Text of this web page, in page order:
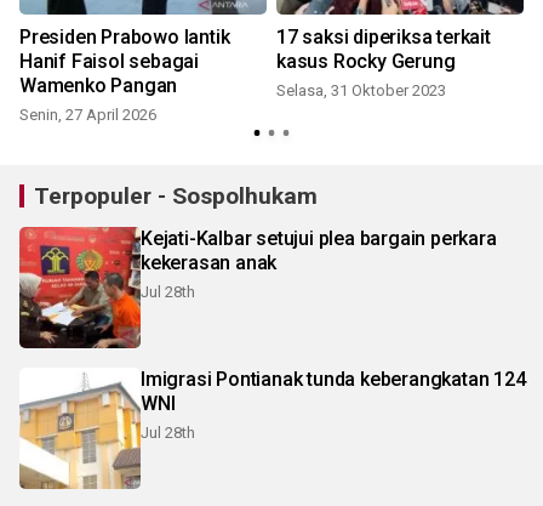
Presiden Prabowo lantik
Hanif Faisol sebagai
Wamenko Pangan
Senin, 27 April 2026
17 saksi diperiksa terkait
kasus Rocky Gerung
Selasa, 31 Oktober 2023
Terpopuler - Sospolhukam
Kejati-Kalbar setujui plea bargain perkara
kekerasan anak
Jul 28th
Imigrasi Pontianak tunda keberangkatan 124
WNI
Jul 28th